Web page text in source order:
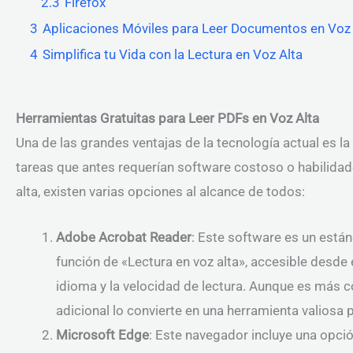
3 Aplicaciones Móviles para Leer Documentos en
4 Simplifica tu Vida con la Lectura en Voz Alta
Herramientas Gratuitas para Leer PDFs en Voz Alta
Una de las grandes ventajas de la tecnología actual es
tareas que antes requerían software costoso o
alta, existen varias opciones al alcance de todos:
Adobe Acrobat Reader: Este software es un
función de «Lectura en voz alta», accesible
idioma y la velocidad de lectura. Aunque es más
adicional lo convierte en una herramienta valiosa
Microsoft Edge: Este navegador incluye una